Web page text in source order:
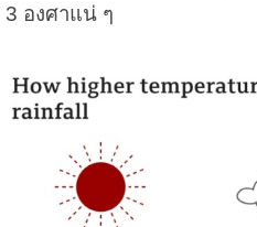
3 องศาแน่ ๆ